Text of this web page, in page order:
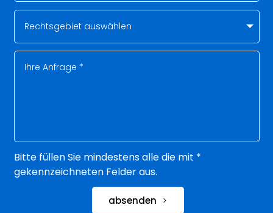
Bitte füllen Sie mindestens alle die mit *
gekennzeichneten Felder aus.
absenden